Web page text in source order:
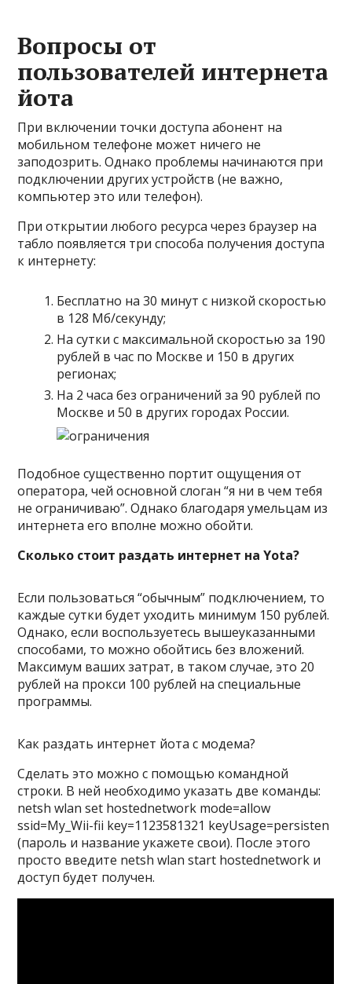
Вопросы от
пользователей интернета
йота
При включении точки доступа абонент на
мобильном телефоне может ничего не
заподозрить. Однако проблемы начинаются при
подключении других устройств (не важно,
компьютер это или телефон).
При открытии любого ресурса через браузер на
табло появляется три способа получения доступа
к интернету:
Бесплатно на 30 минут с низкой скоростью
в 128 Мб/секунду;
На сутки с максимальной скоростью за 190
рублей в час по Москве и 150 в других
регионах;
На 2 часа без ограничений за 90 рублей по
Москве и 50 в других городах России.
Подобное существенно портит ощущения от
оператора, чей основной слоган “я ни в чем тебя
не ограничиваю”. Однако благодаря умельцам из
интернета его вполне можно обойти.
Сколько стоит раздать интернет на Yota?
Если пользоваться “обычным” подключением, то
каждые сутки будет уходить минимум 150 рублей.
Однако, если воспользуетесь вышеуказанными
способами, то можно обойтись без вложений.
Максимум ваших затрат, в таком случае, это 20
рублей на прокси 100 рублей на специальные
программы.
Как раздать интернет йота с модема?
Сделать это можно с помощью командной
строки. В ней необходимо указать две команды:
netsh wlan set hostednetwork mode=allow
ssid=My_Wii-fii key=1123581321 keyUsage=persisten
(пароль и название укажете свои). После этого
просто введите netsh wlan start hostednetwork и
доступ будет получен.